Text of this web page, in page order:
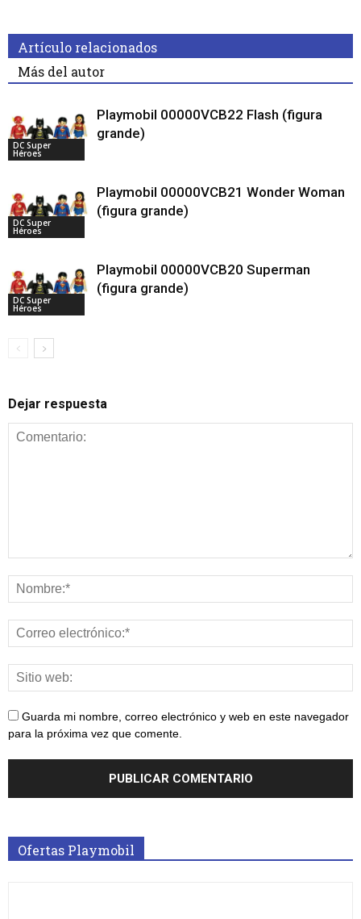
Artículo relacionados
Más del autor
DC Super
Héroes
Playmobil 00000VCB22 Flash (figura
grande)
DC Super
Héroes
Playmobil 00000VCB21 Wonder Woman
(figura grande)
DC Super
Héroes
Playmobil 00000VCB20 Superman
(figura grande)
Dejar respuesta
Guarda mi nombre, correo electrónico y web en este navegador
para la próxima vez que comente.
Ofertas Playmobil